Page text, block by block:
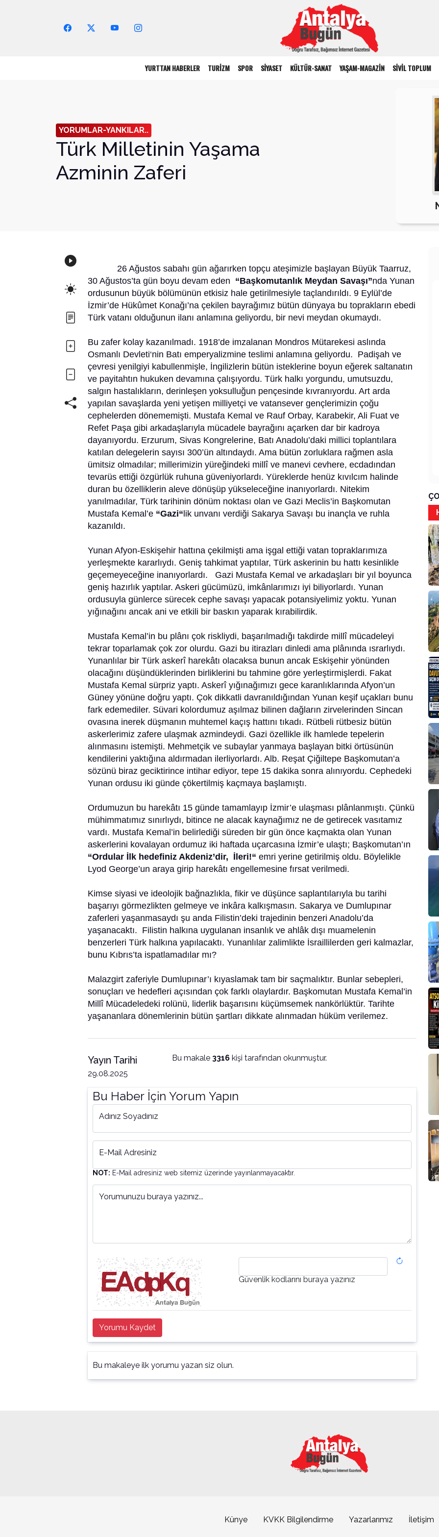
YURTTAN HABERLER TURİZM SPOR SİYASET KÜLTÜR-SANAT YAŞAM-MAGAZİN SİVİL TOPLUM
YORUMLAR-YANKILAR..
Türk Milletinin Yaşama
Azminin Zaferi
26 Ağustos sabahı gün ağarırken topçu ateşimizle başlayan Büyük Taarruz,
30 Ağustos’ta gün boyu devam eden “Başkomutanlık Meydan Savaşı”nda Yunan
ordusunun büyük bölümünün etkisiz hale getirilmesiyle taçlandırıldı. 9 Eylül’de
İzmir’de Hükûmet Konağı’na çekilen bayrağımız bütün dünyaya bu toprakların ebedi
Türk vatanı olduğunun ilanı anlamına geliyordu, bir nevi meydan okumaydı.
Bu zafer kolay kazanılmadı. 1918’de imzalanan Mondros Mütarekesi aslında
Osmanlı Devleti‘nin Batı emperyalizmine teslimi anlamına geliyordu. Padişah ve
çevresi yenilgiyi kabullenmişle, İngilizlerin bütün isteklerine boyun eğerek saltanatın
ve payitahtın hukuken devamına çalışıyordu. Türk halkı yorgundu, umutsuzdu,
salgın hastalıkların, derinleşen yoksulluğun pençesinde kıvranıyordu. Art arda
yapılan savaşlarda yeni yetişen milliyetçi ve vatansever gençlerimizin çoğu
cephelerden dönememişti. Mustafa Kemal ve Rauf Orbay, Karabekir, Ali Fuat ve
Refet Paşa gibi arkadaşlarıyla mücadele bayrağını açarken dar bir kadroya
dayanıyordu. Erzurum, Sivas Kongrelerine, Batı Anadolu’daki millici toplantılara
katılan delegelerin sayısı 300’ün altındaydı. Ama bütün zorluklara rağmen asla
ümitsiz olmadılar; millerimizin yüreğindeki millî ve manevi cevhere, ecdadından
tevarüs ettiği özgürlük ruhuna güveniyorlardı. Yüreklerde henüz kıvılcım halinde
duran bu özelliklerin aleve dönüşüp yükseleceğine inanıyorlardı. Nitekim
yanılmadılar, Türk tarihinin dönüm noktası olan ve Gazi Meclis’in Başkomutan
Mustafa Kemal’e “Gazi“ lik unvanı verdiği Sakarya Savaşı bu inançla ve ruhla
kazanıldı.
Yunan Afyon-Eskişehir hattına çekilmişti ama işgal ettiği vatan topraklarımıza
yerleşmekte kararlıydı. Geniş tahkimat yaptılar, Türk askerinin bu hattı kesinlikle
geçemeyeceğine inanıyorlardı. Gazi Mustafa Kemal ve arkadaşları bir yıl boyunca
geniş hazırlık yaptılar. Askeri gücümüzü, imkânlarımızı iyi biliyorlardı. Yunan
ordusuyla günlerce sürecek cephe savaşı yapacak potansiyelimiz yoktu. Yunan
yığınağını ancak ani ve etkili bir baskın yaparak kırabilirdik.
Mustafa Kemal’in bu plânı çok riskliydi, başarılmadığı takdirde millî mücadeleyi
tekrar toparlamak çok zor olurdu. Gazi bu itirazları dinledi ama plânında ısrarlıydı.
Yunanlılar bir Türk askerî harekâtı olacaksa bunun ancak Eskişehir yönünden
olacağını düşündüklerinden birliklerini bu tahmine göre yerleştirmişlerdi. Fakat
Mustafa Kemal sürpriz yaptı. Askerî yığınağımızı gece karanlıklarında Afyon’un
Güney yönüne doğru yaptı. Çok dikkatli davranıldığından Yunan keşif uçakları bunu
fark edemediler. Süvari kolordumuz aşılmaz bilinen dağların zirvelerinden Sincan
ovasına inerek düşmanın muhtemel kaçış hattını tıkadı. Rütbeli rütbesiz bütün
askerlerimiz zafere ulaşmak azmindeydi. Gazi özellikle ilk hamlede tepelerin
alınmasını istemişti. Mehmetçik ve subaylar yanmaya başlayan bitki örtüsünün
kendilerini yaktığına aldırmadan ilerliyorlardı. Alb. Reşat Çiğiltepe Başkomutan’a
sözünü biraz geciktirince intihar ediyor, tepe 15 dakika sonra alınıyordu. Cephedeki
Yunan ordusu iki günde çökertilmiş kaçmaya başlamıştı.
Ordumuzun bu harekâtı 15 günde tamamlayıp İzmir’e ulaşması plânlanmıştı. Çünkü
mühimmatımız sınırlıydı, bitince ne alacak kaynağımız ne de getirecek vasıtamız
vardı. Mustafa Kemal’in belirlediği süreden bir gün önce kaçmakta olan Yunan
askerlerini kovalayan ordumuz iki haftada uçarcasına İzmir’e ulaştı; Başkomutan’ın
“Ordular İlk hedefiniz Akdeniz’dir, İleri!“ emri yerine getirilmiş oldu. Böylelikle
Lyod George’un araya girip harekâtı engellemesine fırsat verilmedi.
Kimse siyasi ve ideolojik bağnazlıkla, fikir ve düşünce saplantılarıyla bu tarihi
başarıyı görmezlikten gelmeye ve inkâra kalkışmasın. Sakarya ve Dumlupınar
zaferleri yaşanmasaydı şu anda Filistin’deki trajedinin benzeri Anadolu’da
yaşanacaktı. Filistin halkına uygulanan insanlık ve ahlâk dışı muamelenin
benzerleri Türk halkına yapılacaktı. Yunanlılar zalimlikte İsraillilerden geri kalmazlar,
bunu Kıbrıs’ta ispatlamadılar mı?
Malazgirt zaferiyle Dumlupınar’ı kıyaslamak tam bir saçmalıktır. Bunlar sebepleri,
sonuçları ve hedefleri açısından çok farklı olaylardır. Başkomutan Mustafa Kemal’in
Millî Mücadeledeki rolünü, liderlik başarısını küçümsemek nankörlüktür. Tarihte
yaşananlara dönemlerinin bütün şartları dikkate alınmadan hüküm verilemez.
Yayın Tarihi
29.08.2025
Bu makale 3316kişi tarafından okunmuştur.
Bu Haber İçin Yorum Yapın
Adınız Soyadınız
E-Mail Adresiniz
NOT: E-Mail adresiniz web sitemiz üzerinde yayınlanmayacaktır.
Yorumunuzu buraya yazınız...
Güvenlik kodlarını buraya yazınız
Yorumu Kaydet
Bu makaleye ilk yorumu yazan siz olun.
Künye KVKK Bilgilendirme Yazarlarımız İletişim
Arama Yap!